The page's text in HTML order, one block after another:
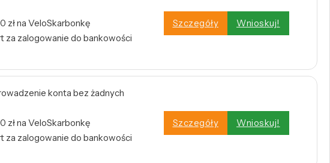
zł na VeloSkarbonkę
za zalogowanie do bankowości
Szczegóły Wnioskuj!
konta bez żadnych
zł na VeloSkarbonkę
za zalogowanie do bankowości
Szczegóły Wnioskuj!